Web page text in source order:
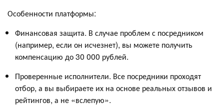
Особенности платформы:
Финансовая защита. В случае проблем с посредником
(например, если он исчезнет), вы можете получить
компенсацию до 30 000 рублей.
Проверенные исполнители. Все посредники проходят
отбор, а вы выбираете их на основе реальных отзывов и
рейтингов, а не «вслепую».